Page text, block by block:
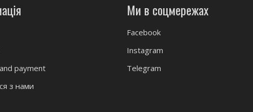
payment
з нами
Ми в соцмережах
Facebook
Instagram
Telegram